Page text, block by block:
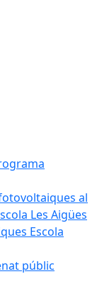
al
Les Aigües
Escola
públic